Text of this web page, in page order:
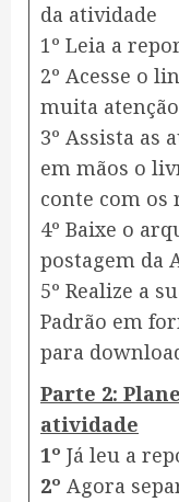
da atividade
1º Leia a
2º Acesse o
muita
3º Assista as
em mãos o
conte com os
4º Baixe o
postagem da
5º Realize a
Padrão em
para
Parte 2:
atividade
1º Já leu a
2º Agora